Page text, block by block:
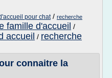
pour chat/ recherche
famille d'accueil /
accueil / recherche
connaitre la